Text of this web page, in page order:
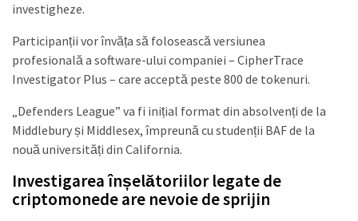
investigheze.
Participanții vor învăța să folosească versiunea
profesională a software-ului companiei – CipherTrace
Investigator Plus – care acceptă peste 800 de tokenuri.
„Defenders League” va fi inițial format din absolvenți de la
Middlebury și Middlesex, împreună cu studenții BAF de la
nouă universități din California.
Investigarea înșelătoriilor legate de
criptomonede are nevoie de sprijin